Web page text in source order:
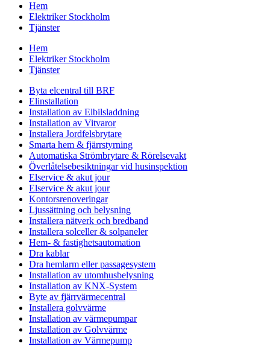
Hem
Elektriker Stockholm
Tjänster
Hem
Elektriker Stockholm
Tjänster
Byta elcentral till BRF
Elinstallation
Installation av Elbilsladdning
Installation av Vitvaror
Installera Jordfelsbrytare
Smarta hem & fjärrstyrning
Automatiska Strömbrytare & Rörelsevakt
Överlåtelsebesiktningar vid husinspektion
Elservice & akut jour
Elservice & akut jour
Kontorsrenoveringar
Ljussättning och belysning
Installera nätverk och bredband
Installera solceller & solpaneler
Hem- & fastighetsautomation
Dra kablar
Dra hemlarm eller passagesystem
Installation av utomhusbelysning
Installation av KNX-System
Byte av fjärrvärmecentral
Installera golvvärme
Installation av värmepumpar
Installation av Golvvärme
Installation av Värmepump